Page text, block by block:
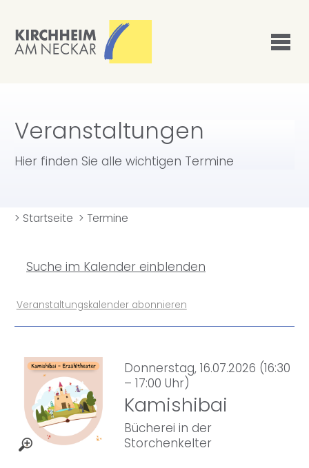
Veranstaltungen
Hier finden Sie alle wichtigen Termine
> Startseite > Termine
Suche im Kalender einblenden
Veranstaltungskalender abonnieren
Donnerstag, 16.07.2026 (16:30
– 17:00 Uhr)
Kamishibai
Bücherei in der
Storchenkelter